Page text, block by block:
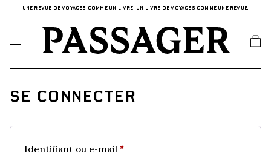
UNE REVUE DE VOYAGES COMME UN LIVRE. UN LIVRE DE VOYAGES COMME UNE REVUE.
Se connecter
Identifiant ou e-mail *Obligatoire